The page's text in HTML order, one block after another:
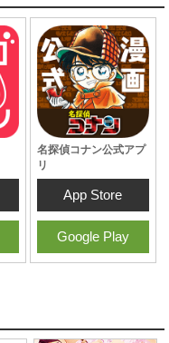
名探偵コナン公式アプ
リ
App Store
Google Play